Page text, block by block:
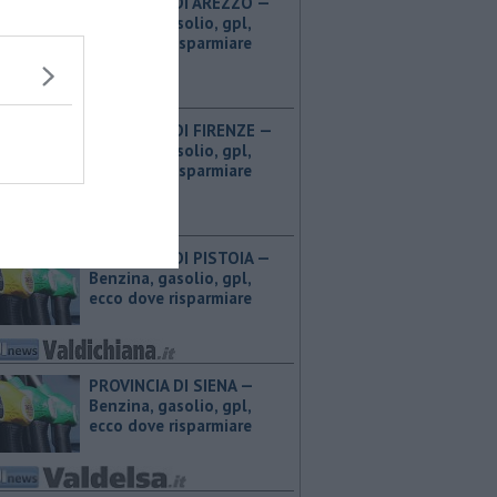
Benzina, gasolio, gpl,
ecco dove risparmiare
PROVINCIA DI FIRENZE — ​
Benzina, gasolio, gpl,
ecco dove risparmiare
PROVINCIA DI PISTOIA — ​
Benzina, gasolio, gpl,
ecco dove risparmiare
PROVINCIA DI SIENA — ​
Benzina, gasolio, gpl,
ecco dove risparmiare